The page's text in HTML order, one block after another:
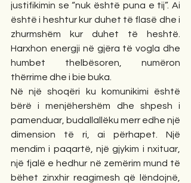
justifikimin se “nuk është puna e tij”. Ai
është i heshtur kur duhet të flasë dhe i
zhurmshëm kur duhet të heshtë.
Harxhon energji në gjëra të vogla dhe
humbet thelbësoren, numëron
thërrime dhe i bie buka.
Në një shoqëri ku komunikimi është
bërë i menjëhershëm dhe shpesh i
pamenduar, budallallëku merr edhe një
dimension të ri, ai përhapet. Një
mendim i paqartë, një gjykim i nxituar,
një fjalë e hedhur në zemërim mund të
bëhet zinxhir reagimesh që lëndojnë,